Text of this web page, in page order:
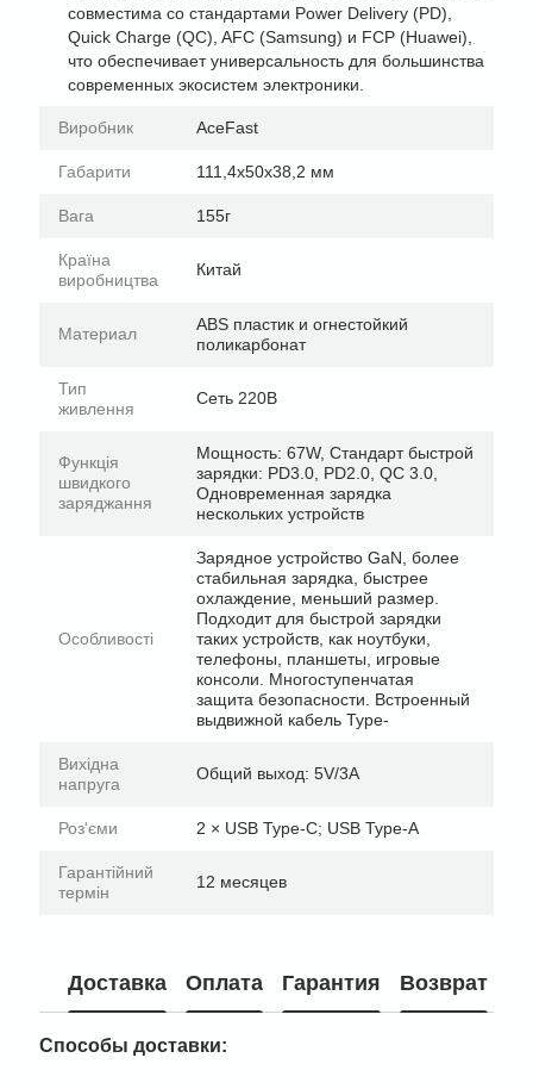
совместима со стандартами Power Delivery (PD),
Quick Charge (QC), AFC (Samsung) и FCP (Huawei),
что обеспечивает универсальность для большинства
современных экосистем электроники.
Виробник AceFast
Габарити 111,4x50x38,2 мм
Вага 155г
Країна
виробництва
Китай
Материал
ABS пластик и огнестойкий
поликарбонат
Тип
живлення
Сеть 220В
Функція
швидкого
заряджання
Мощность: 67W, Стандарт быстрой
зарядки: PD3.0, PD2.0, QC 3.0,
Одновременная зарядка
нескольких устройств
Особливості
Зарядное устройство GaN, более
стабильная зарядка, быстрее
охлаждение, меньший размер.
Подходит для быстрой зарядки
таких устройств, как ноутбуки,
телефоны, планшеты, игровые
консоли. Многоступенчатая
защита безопасности. Встроенный
выдвижной кабель Type-
Вихідна
напруга
Общий выход: 5V/3A
Роз'єми 2 × USB Type-C; USB Type-A
Гарантійний
термін
12 месяцев
Доставка Оплата Гарантия Возврат
Способы доставки: